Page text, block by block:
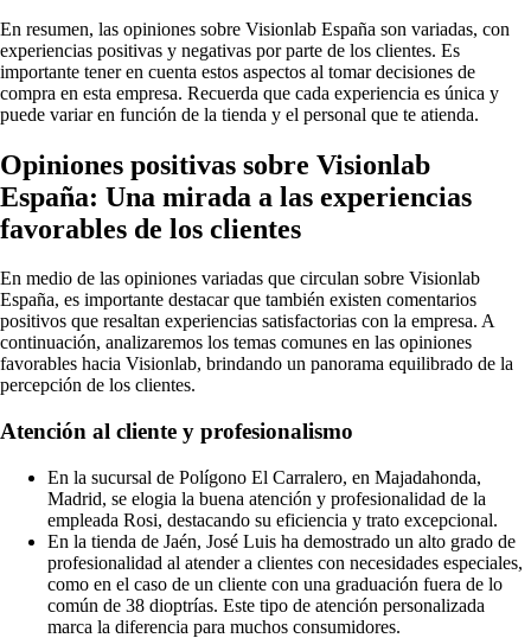
En resumen, las opiniones sobre Visionlab España son variadas, con
experiencias positivas y negativas por parte de los clientes. Es
importante tener en cuenta estos aspectos al tomar decisiones de
compra en esta empresa. Recuerda que cada experiencia es única y
puede variar en función de la tienda y el personal que te atienda.
Opiniones positivas sobre Visionlab
España: Una mirada a las experiencias
favorables de los clientes
En medio de las opiniones variadas que circulan sobre Visionlab
España, es importante destacar que también existen comentarios
positivos que resaltan experiencias satisfactorias con la empresa. A
continuación, analizaremos los temas comunes en las opiniones
favorables hacia Visionlab, brindando un panorama equilibrado de la
percepción de los clientes.
Atención al cliente y profesionalismo
En la sucursal de Polígono El Carralero, en Majadahonda,
Madrid, se elogia la buena atención y profesionalidad de la
empleada Rosi, destacando su eficiencia y trato excepcional.
En la tienda de Jaén, José Luis ha demostrado un alto grado de
profesionalidad al atender a clientes con necesidades especiales,
como en el caso de un cliente con una graduación fuera de lo
común de 38 dioptrías. Este tipo de atención personalizada
marca la diferencia para muchos consumidores.